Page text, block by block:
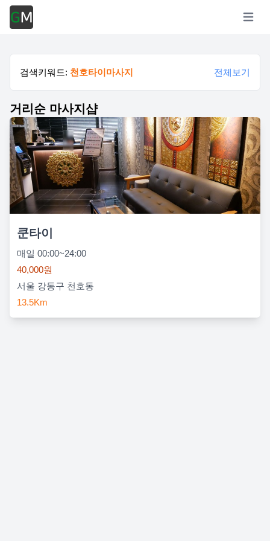
Open
검색키워드: 천호타이마사지 전체보기
거리순 마사지샵
쿤타이
매일 00:00~24:00
40,000원
서울 강동구 천호동
13.5Km